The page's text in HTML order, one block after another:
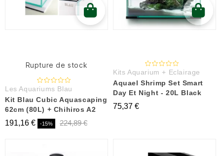
Rupture de stock
Les Aquariums Blau
Kit Blau Cubic Aquascaping
62cm (80L) + Chihiros A2
191,16 € -15% 224,89 €
Kits Aquarium + Eclairage
Aquael Shrimp Set Smart
Day Et Night - 20L Black
75,37 €